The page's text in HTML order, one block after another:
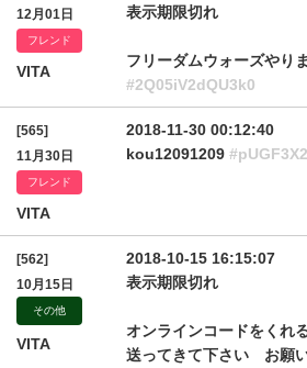
12月01日
フレンド
VITA
表示期限切れ
フリーダムウォーズやり
#2Q05iV2dQU3k0
[565]
11月30日
フレンド
VITA
2018-11-30 00:12:40
kou12091209
[562]
10月15日
その他
VITA
2018-10-15 16:15:07
表示期限切れ
オンラインコードをくれ
送ってきて下さい お願